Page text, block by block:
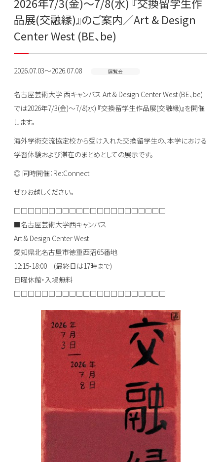
品展(交融縁)』のご案内／Art & Design
Center West (BE、be)
2026.07.03～2026.07.08 展覧会
名古屋芸術大学 西キャンパス Art & Design Center West (BE、be)
では2026年7/3(金)〜7/8(水) 『交換留学生作品展(交融縁)』を開催
します。
海外学術交流協定校から受け入れた交換留学生の、本学における
学習体験および滞在のまとめとしての展示です。
◎ 同時開催：Re:Connect
ぜひお越しください。
□□□□□□□□□□□□□□□□□□□□□□
■名古屋芸術大学西キャンパス
Art & Design Center West
愛知県北名古屋市徳重西沼65番地
12:15-18:00 (最終日は17時まで)
日曜休館・入場無料
□□□□□□□□□□□□□□□□□□□□□□